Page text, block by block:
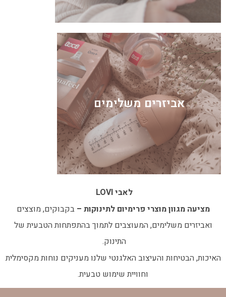
אביזרים משלימים
לאבי LOVI
מציעהמגוון מוצרי פרימיום לתינוקות –בקבוקים, מוצצים
ואביזרים משלימים, המעוצבים לתמוך בהתפתחות הטבעית של
התינוק.
האיכות, הבטיחות והעיצוב האלגנטי שלנו מעניקים נוחות מקסימלית
וחוויית שימוש טבעית.